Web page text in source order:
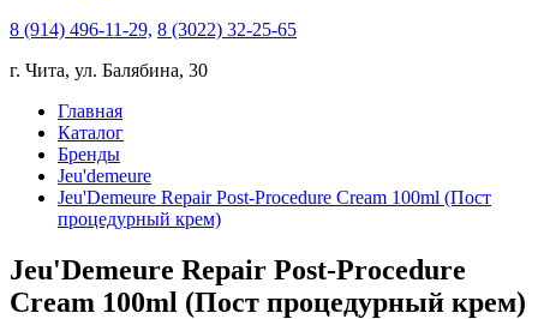
8 (914) 496-11-29, 8 (3022) 32-25-65
г. Чита, ул. Балябина, 30
Главная
Каталог
Бренды
Jeu'demeure
Jeu'Demeure Repair Post-Procedure Cream 100ml (Пост
процедурный крем)
Jeu'Demeure Repair Post-Procedure
Cream 100ml (Пост процедурный крем)